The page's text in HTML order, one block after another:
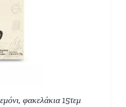
φακελάκια 15τεμ